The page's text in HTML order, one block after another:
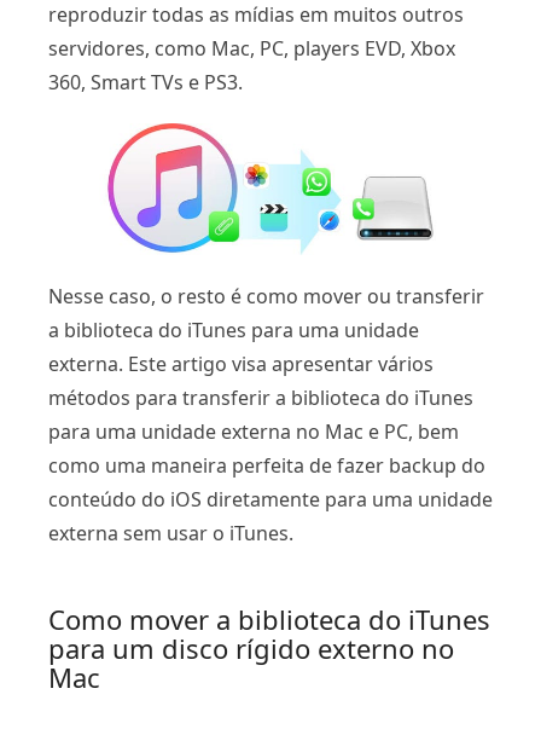
reproduzir todas as mídias em muitos outros
servidores, como Mac, PC, players EVD, Xbox
360, Smart TVs e PS3.
Nesse caso, o resto é como mover ou transferir
a biblioteca do iTunes para uma unidade
externa. Este artigo visa apresentar vários
métodos para transferir a biblioteca do iTunes
para uma unidade externa no Mac e PC, bem
como uma maneira perfeita de fazer backup do
conteúdo do iOS diretamente para uma unidade
externa sem usar o iTunes.
Como mover a biblioteca do iTunes
para um disco rígido externo no
Mac